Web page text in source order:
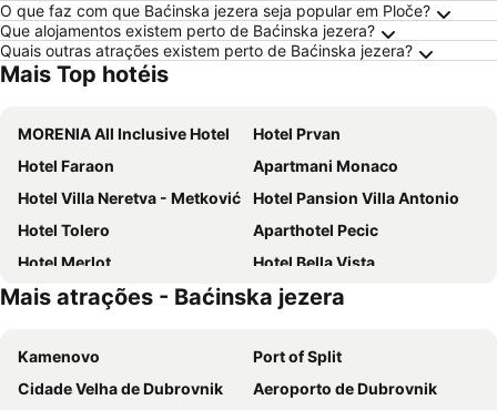
O que faz com que Baćinska jezera seja popular em Ploče?
Que alojamentos existem perto de Baćinska jezera?
Quais outras atrações existem perto de Baćinska jezera?
Mais Top hotéis
MORENIA All Inclusive Hotel
Hotel Prvan
Hotel Faraon
Apartmani Monaco
Hotel Villa Neretva - Metković
Hotel Pansion Villa Antonio
Hotel Tolero
Aparthotel Pecic
Hotel Merlot
Hotel Bella Vista
Hotel Ivando
Hotel Narenta
Mais atrações - Baćinska jezera
Kamenovo
Port of Split
Cidade Velha de Dubrovnik
Aeroporto de Dubrovnik